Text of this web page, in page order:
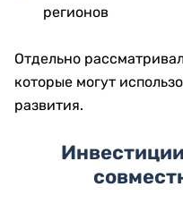
регионов
Отдельно
которые могут
развития.